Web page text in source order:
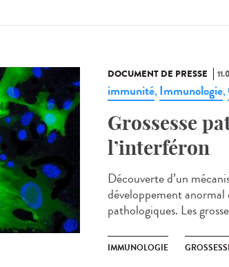
DOCUMENT DE PRESSE
immunité, Immunologie,
Grossesse
l’interféron
Découverte d’un
développement anormal
pathologiques. Les
IMMUNOLOGIE